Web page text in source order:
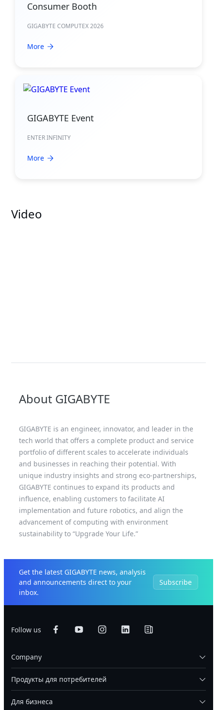
Consumer Booth
GIGABYTE COMPUTEX 2026
More
GIGABYTE Event
ENTER INFINITY
More
Video
About GIGABYTE
GIGABYTE is an engineer, innovator, and leader in the
tech world that offers a complete product and service
portfolio of different scales to accelerate individuals
and businesses in reaching their potential. With
unique industry insights and strong eco-partnerships,
GIGABYTE continues to expand its products and
influence, enabling customers to facilitate AI
implementation and future robotics, and align the
advancement of computing with environment
sustainability to “Upgrade Your Life.”
Get the latest GIGABYTE news, analysis
and announcements direct to your
inbox.
Subscribe
Follow us
Company
Продукты для потребителей
Для бизнеса